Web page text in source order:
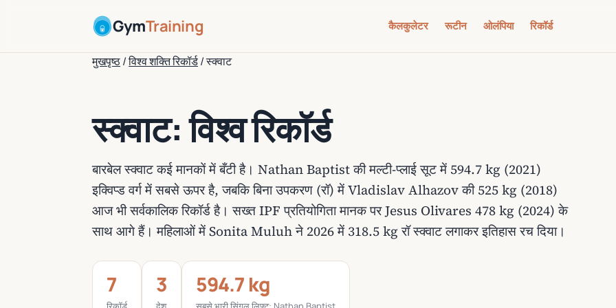
GymTraining कैलकुलेटर रूटीन ओलंपिया रिकॉर्ड
मुखपृष्ठ/विश्व शक्ति रिकॉर्ड/स्क्वाट
स्क्वाट: विश्व रिकॉर्ड
बारबेल स्क्वाट कई मानकों में बँटी है। Nathan Baptist की मल्टी-प्लाई सूट में 594.7 kg (2021)
इक्विप्ड वर्ग में सबसे ऊपर है, जबकि बिना उपकरण (रॉ) में Vladislav Alhazov की 525 kg (2018)
आज भी सर्वकालिक रिकॉर्ड है। सख्त IPF प्रतियोगिता मानक पर Jesus Olivares 478 kg (2024) के
साथ आगे हैं। महिलाओं में Sonita Muluh ने 2026 में 318.5 kg रॉ स्क्वाट लगाकर इतिहास रच दिया।
7 3 594.7 kg